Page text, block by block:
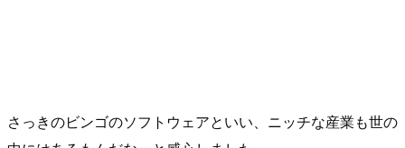
さっきのビンゴのソフトウェアといい、ニッチな産業も世の